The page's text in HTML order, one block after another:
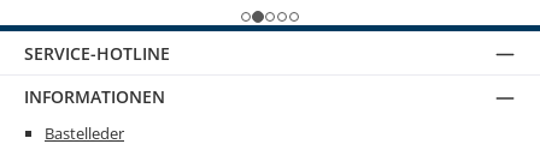
SERVICE-HOTLINE
INFORMATIONEN
Bastelleder